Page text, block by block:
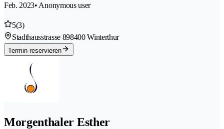
Feb. 2023• Anonymous user
5(3)
Stadthausstrasse 898400 Winterthur
Termin reservieren
Morgenthaler Esther